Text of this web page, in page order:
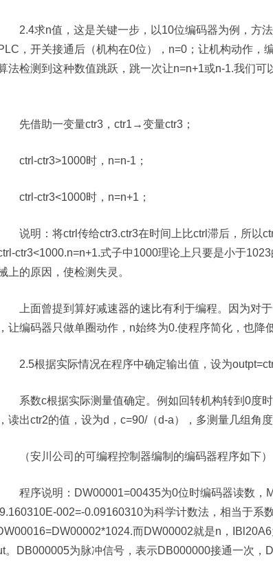
2.4求n值，这是关键一步，以10位编码器为例，方
，开关接通后（机构在0位），n=0；让机构动作，
法检测到这种数值跳跃，跳一次让n=n+1或n-1.我们
先借助一变量ctr3，ctr1→变量ctr3；
ctrl-ctr3>1000时，n=n-1；
ctrl-ctr3<1000时，n=n+1；
说明：将ctrl传给ctr3.ctr3在时间上比ctrl滞后，所以
ctr3<1000.n=n+1.式子中1000理论上只要是小于
上的原因，使检测失灵。
上面曾提到算好减速器的速比有利于编程。因为对于
让编码器只做单圈动作，n始终为0.使程序简化，也降
2.5根据实际情况在程序中确定输出值，设为
系数c根据实际测量值确定。例如回转机构转到0度时
读出ctr2的值，设为d，c=90/（d-a），多测量几组角
（安川公司的可编程控制器编制的编码器程序如下）
程序说明：DW00001=00435为0位时编码器读数，
002=-0.09160310为科学计数法，相当于系
而DW00002就是n，
。DB000005为脉冲信号，表示DB000000接通一次，